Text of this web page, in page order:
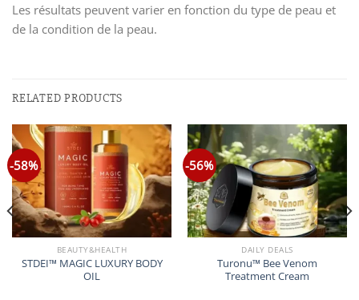
Les résultats peuvent varier en fonction du type de peau et
de la condition de la peau.
RELATED PRODUCTS
-58%
BEAUTY&HEALTH
STDEI™ MAGIC LUXURY BODY
OIL
-56%
DAILY DEALS
Turonu™ Bee Venom
Treatment Cream